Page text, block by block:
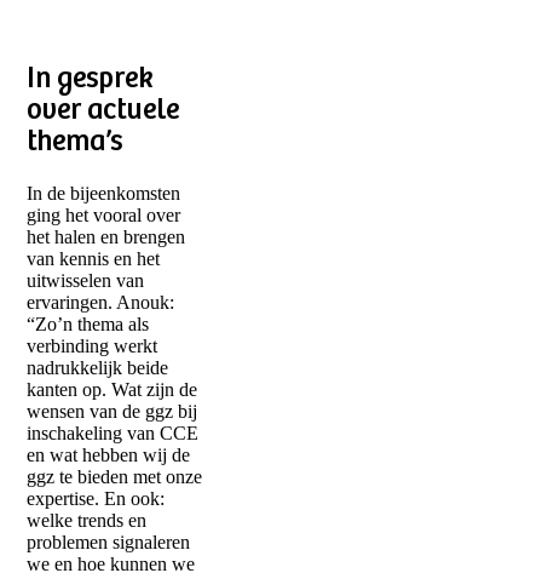
In gesprek
over actuele
thema’s
In de bijeenkomsten
ging het vooral over
het halen en brengen
van kennis en het
uitwisselen van
ervaringen. Anouk:
“Zo’n thema als
verbinding werkt
nadrukkelijk beide
kanten op. Wat zijn de
wensen van de ggz bij
inschakeling van CCE
en wat hebben wij de
ggz te bieden met onze
expertise. En ook:
welke trends en
problemen signaleren
we en hoe kunnen we